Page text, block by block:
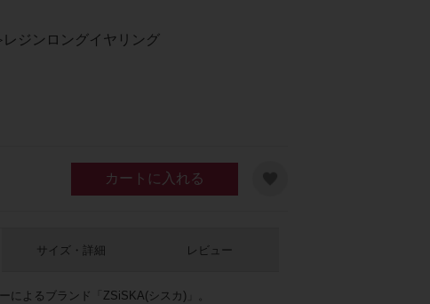
ジンロングイヤリング
カートに入れる
によるブランド「ZSiSKA(シスカ)」。
サイズ・詳細 レビュー